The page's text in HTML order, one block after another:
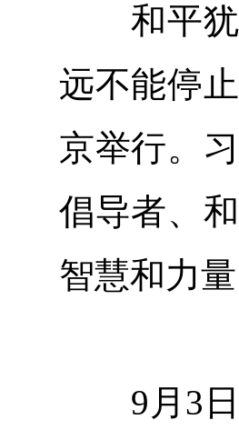
和平犹
远不能停
京举行。
倡导者、
智慧和力量
9月3日